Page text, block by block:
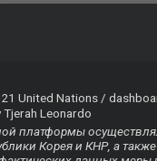
United Nations /
Tjerah Leonardo
платформы
Корея и КНР, а